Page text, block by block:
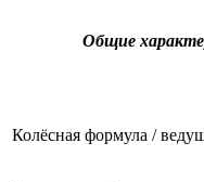
Общие
Колёсная формула /